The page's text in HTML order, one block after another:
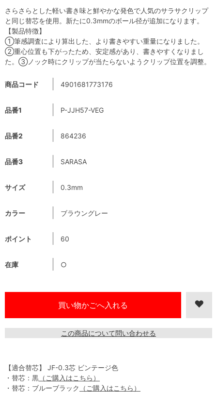
商品コード 4901681773176
品番1 P-JJH57-VEG
品番2 864236
品番3 SARASA
サイズ 0.3mm
カラー ブラウングレー
ポイント 60
在庫 ○
この商品について問い合わせる
さらさらとした軽い書き味と鮮やかな発色で人気のサラサクリップ
と同じ替芯を使用。新たに0.3mmのボール径が追加になります。
【製品特徴】
①筆感調査により算出した、より書きやすい重量になりました。
②重心位置も下がったため、安定感があり、書きやすくなりまし
た。③ノック時にクリップが当たらないようクリップ位置を調整。
【適合替芯】 JF-0.3芯 ビンテージ色
・替芯：黒 （ご購入はこちら）
・替芯：ブルーブラック
（ご購入はこちら）